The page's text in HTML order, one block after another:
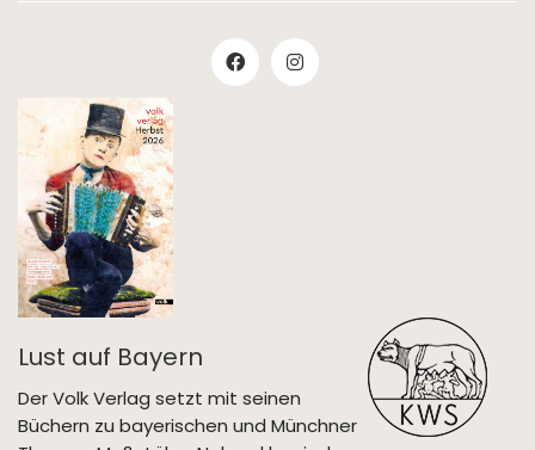
Lust auf Bayern
Der Volk Verlag setzt mit seinen
Büchern zu bayerischen und Münchner